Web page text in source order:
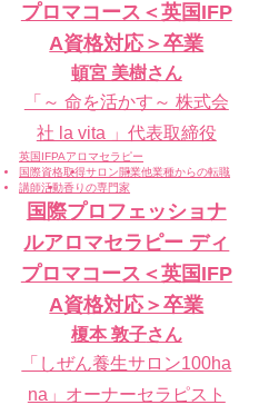
プロマコース＜英国IFP
A資格対応＞卒業
頓宮 美樹さん
「～ 命を活かす～ 株式会
社 la vita 」代表取締役
英国IFPAアロマセラピー
国際資格取得サロン開業他業種からの転職
講師活動香りの専門家
国際プロフェッショナ
ルアロマセラピー ディ
プロマコース＜英国IFP
A資格対応＞卒業
榎本 敦子さん
「しぜん養生サロン100ha
na」オーナーセラピスト